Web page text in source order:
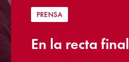
PRENSA
En la recta final